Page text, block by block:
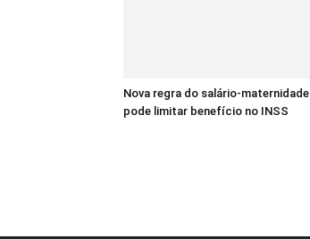
Nova regra do salário-maternidade
pode limitar benefício no INSS